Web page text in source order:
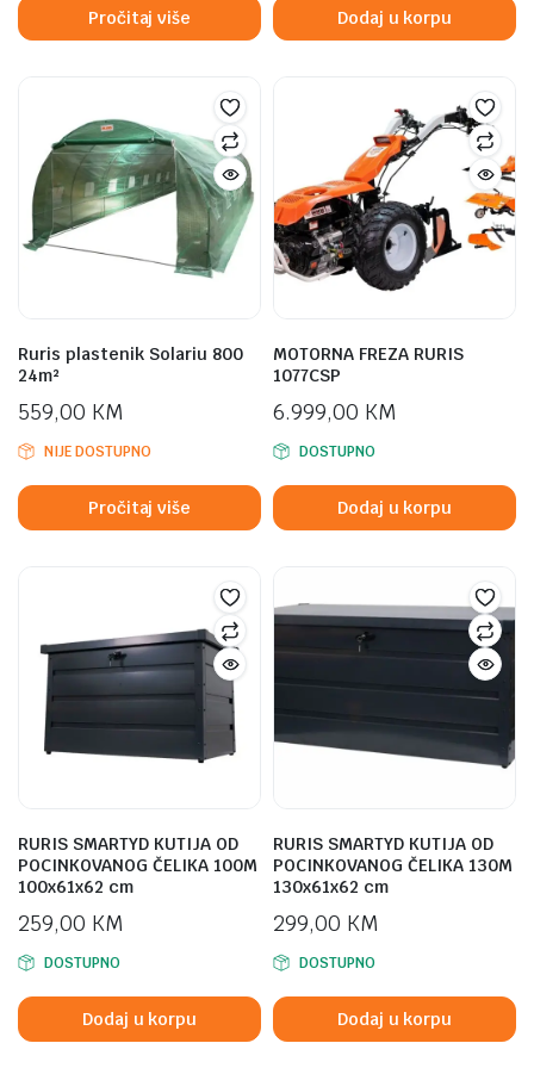
Pročitaj više
339,00 KM.
309,00 KM.Dodaj u korpu
Ruris plastenik Solariu 800
24m²
559,00 KM
NIJE DOSTUPNO
Pročitaj više
MOTORNA FREZA RURIS
1077CSP
6.999,00 KM
DOSTUPNO
Dodaj u korpu
RURIS SMARTYD KUTIJA OD
POCINKOVANOG ČELIKA 100M
100x61x62 cm
259,00 KM
DOSTUPNO
Dodaj u korpu
RURIS SMARTYD KUTIJA OD
POCINKOVANOG ČELIKA 130M
130x61x62 cm
299,00 KM
DOSTUPNO
Dodaj u korpu